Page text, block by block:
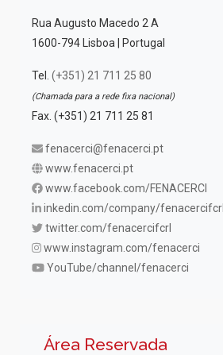
Rua Augusto Macedo 2 A
1600-794 Lisboa | Portugal
Tel. (+351) 21 711 25 80
(Chamada para a rede fixa nacional)
Fax. (+351) 21 711 25 81
fenacerci@fenacerci.pt
www.fenacerci.pt
www.facebook.com/FENACERCI
inkedin.com/company/fenacercifcrl
twitter.com/fenacercifcrl
www.instagram.com/fenacerci
YouTube/channel/fenacerci
Área Reservada